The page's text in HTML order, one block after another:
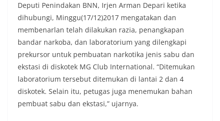
Deputi Penindakan BNN, Irjen Arman Depari ketika
dihubungi, Minggu(17/12)2017 mengatakan dan
membenarlan telah dilakukan razia, penangkapan
bandar narkoba, dan laboratorium yang dilengkapi
prekursor untuk pembuatan narkotika jenis sabu dan
ekstasi di diskotek MG Club International. “Ditemukan
laboratorium tersebut ditemukan di lantai 2 dan 4
diskotek. Selain itu, petugas juga menemukan bahan
pembuat sabu dan ekstasi,” ujarnya.